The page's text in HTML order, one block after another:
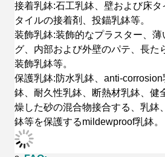
接着乳鉢:石工乳鉢、壁および床タ
タイルの接着剤、投錨乳鉢等。
装飾乳鉢:装飾的なプラスター、
グ、内部および外壁のパテ、長た
装飾乳鉢等。
保護乳鉢:防水乳鉢、anti-
鉢、耐久性乳鉢、断熱材乳鉢、健
燥した砂の混合物接合する、乳鉢
鉢等を保護するmildewproof乳鉢。